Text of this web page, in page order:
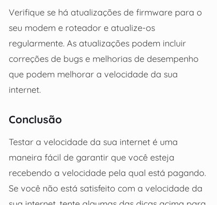
Verifique se há atualizações de firmware para o
seu modem e roteador e atualize-os
regularmente. As atualizações podem incluir
correções de bugs e melhorias de desempenho
que podem melhorar a velocidade da sua
internet.
Conclusão
Testar a velocidade da sua internet é uma
maneira fácil de garantir que você esteja
recebendo a velocidade pela qual está pagando.
Se você não está satisfeito com a velocidade da